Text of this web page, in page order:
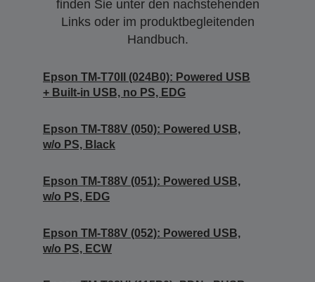
finden Sie unter den nachstehenden
Links oder im produktbegleitenden
Handbuch.
Epson TM-T70II (024B0): Powered USB
+ Built-in USB, no PS, EDG
Epson TM-T88V (050): Powered USB,
w/o PS, Black
Epson TM-T88V (051): Powered USB,
w/o PS, EDG
Epson TM-T88V (052): Powered USB,
w/o PS, ECW